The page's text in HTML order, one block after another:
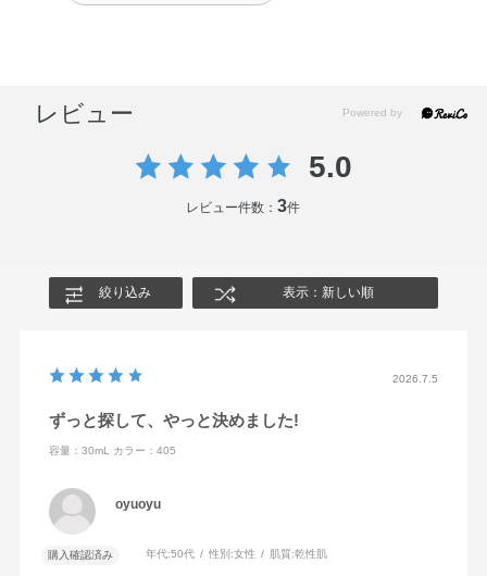
レビュー
5.0
レビュー件数：3件
絞り込み 表示：新しい順
2026.7.5
ずっと探して、やっと決めました!
容量：30mL カラー：405
oyuoyu
購入確認済み 年代:50代 性別:女性 肌質:乾性肌